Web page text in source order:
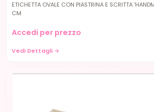
ETICHETTA OVALE CON PIASTRINA E SCRITTA
CM
Accedi per prezzo
Vedi Dettagli →